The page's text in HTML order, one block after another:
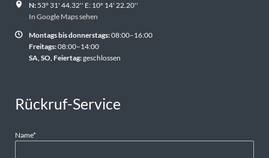
N:53° 31' 44.32'' E: 10° 14' 22.20''
In Google Maps sehen
Montags bis donnerstags:08:00–16:00
Freitags:08:00–14:00
SA, SO, Feiertag:geschlossen
Rückruf-Service
Pflichtfeld
Name*